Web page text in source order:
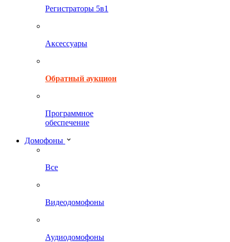
Регистраторы 5в1
Аксессуары
Обратный аукцион
Программное
обеспечение
Домофоны
Все
Видеодомофоны
Аудиодомофоны